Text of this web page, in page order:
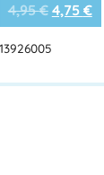
4,95€ 4,75 €